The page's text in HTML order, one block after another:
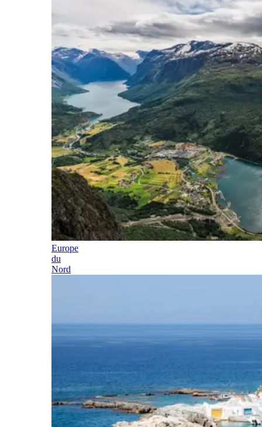
Europe
du
Nord